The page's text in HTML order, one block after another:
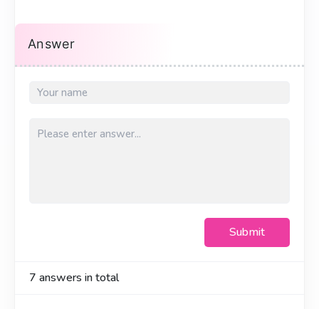
Answer
Submit
7 answers in total